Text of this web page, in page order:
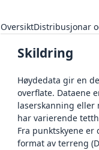
OversiktDistribusjonar
Skildring
Høydedata gir en
overflate. Dataene
laserskanning eller
har varierende
Fra punktskyene
format av terreng